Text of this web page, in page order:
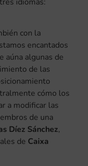
con la
encantados
aúna algunas de
de las
cómo los
a modificar las
de una
Díez Sánchez,
de Caixa